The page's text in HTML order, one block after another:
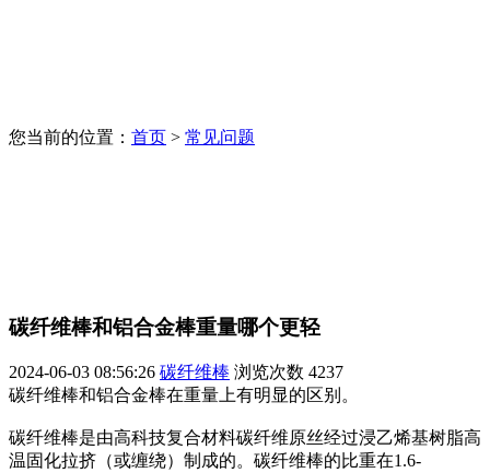
您当前的位置： 首页 > 常见问题
碳纤维棒和铝合金棒重量哪个更轻
2024-06-03 08:56:26 碳纤维棒 浏览次数 4237
碳纤维棒和铝合金棒在重量上有明显的区别。
碳纤维棒是由高科技复合材料碳纤维原丝经过浸乙烯基树脂高
温固化拉挤（或缠绕）制成的。碳纤维棒的比重在1.6-